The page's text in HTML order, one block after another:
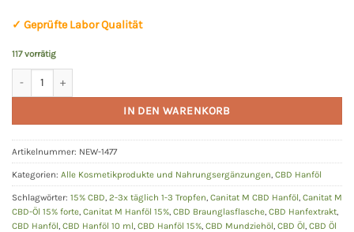
✓ Geprüfte Labor Qualität
117 vorrätig
IN DEN WARENKORB
Artikelnummer: NEW-1477
Kategorien: Alle Kosmetikprodukte und Nahrungsergänzungen CBD Hanföl
Schlagwörter: 15% CBD 2-3x täglich 1-3 Tropfen Canitat M CBD Hanföl Canitat M
CBD-Öl 15% forte Canitat M Hanföl 15% CBD Braunglasflasche CBD Hanfextrakt
CBD Hanföl CBD Hanföl 10 ml CBD Hanföl 15% CBD Mundziehöl CBD Öl CBD Öl